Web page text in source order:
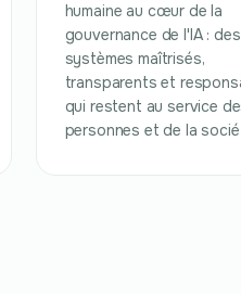
humaine au cœur de la
gouvernance de l'IA : des
systèmes maîtrisés,
transparents et
qui restent au service
personnes et de la